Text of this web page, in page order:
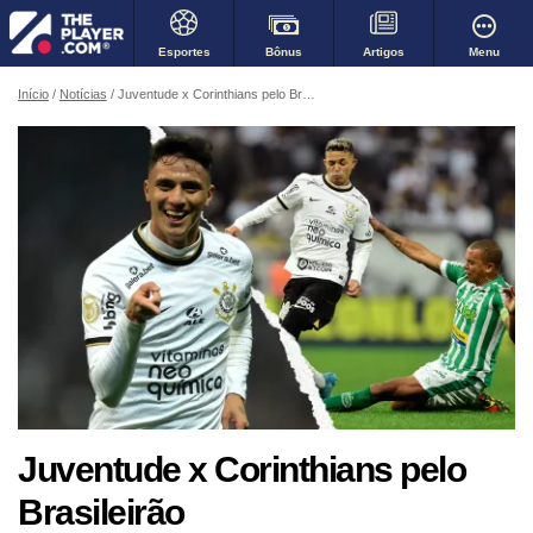
Esportes Bônus Artigos Menu
Início Notícias Juventude x Corinthians pelo Brasileirão
Juventude x Corinthians pelo
Brasileirão